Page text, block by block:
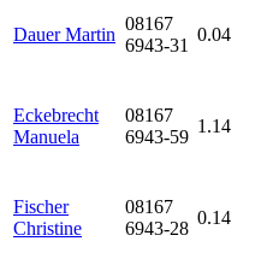
Dauer Martin
08167
6943-31
0.04
Eckebrecht
Manuela
08167
6943-59
1.14
Fischer
Christine
08167
6943-28
0.14